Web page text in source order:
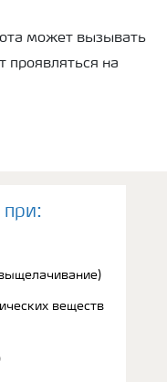
может вызывать
проявляться на
при:
веществ